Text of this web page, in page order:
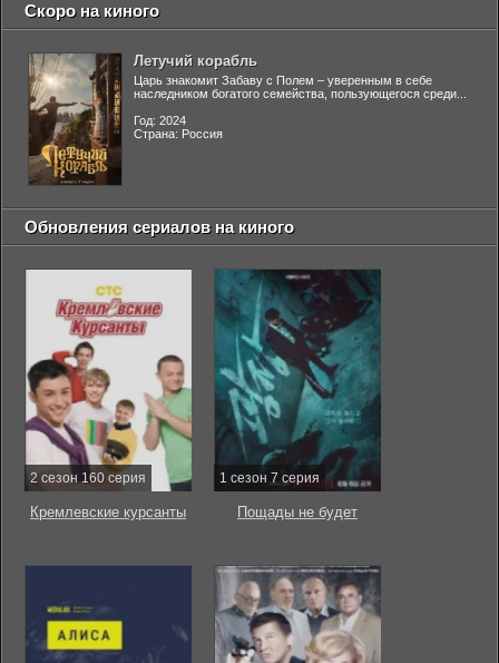
Скоро на киного
Летучий корабль
Царь знакомит Забаву с Полем – уверенным в себе
наследником богатого семейства, пользующегося среди...
Год: 2024
Страна: Россия
Обновления сериалов на киного
2 сезон 160 серия
Кремлевские курсанты
1 сезон 7 серия
Пощады не будет